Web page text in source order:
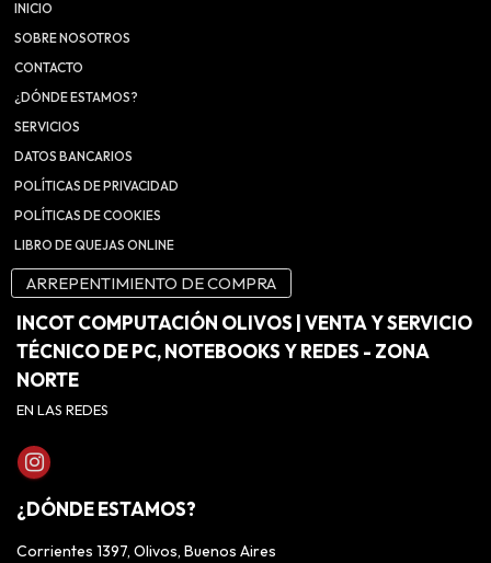
INICIO
SOBRE NOSOTROS
CONTACTO
¿DÓNDE ESTAMOS?
SERVICIOS
DATOS BANCARIOS
POLÍTICAS DE PRIVACIDAD
POLÍTICAS DE COOKIES
LIBRO DE QUEJAS ONLINE
ARREPENTIMIENTO DE COMPRA
INCOT COMPUTACIÓN OLIVOS | VENTA Y SERVICIO
TÉCNICO DE PC, NOTEBOOKS Y REDES - ZONA
NORTE
EN LAS REDES
¿DÓNDE ESTAMOS?
Corrientes 1397, Olivos, Buenos Aires